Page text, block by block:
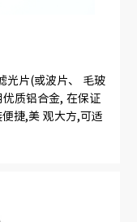
光片(或波片、 毛玻
质铝合金, 在保证
捷,美 观大方,可适